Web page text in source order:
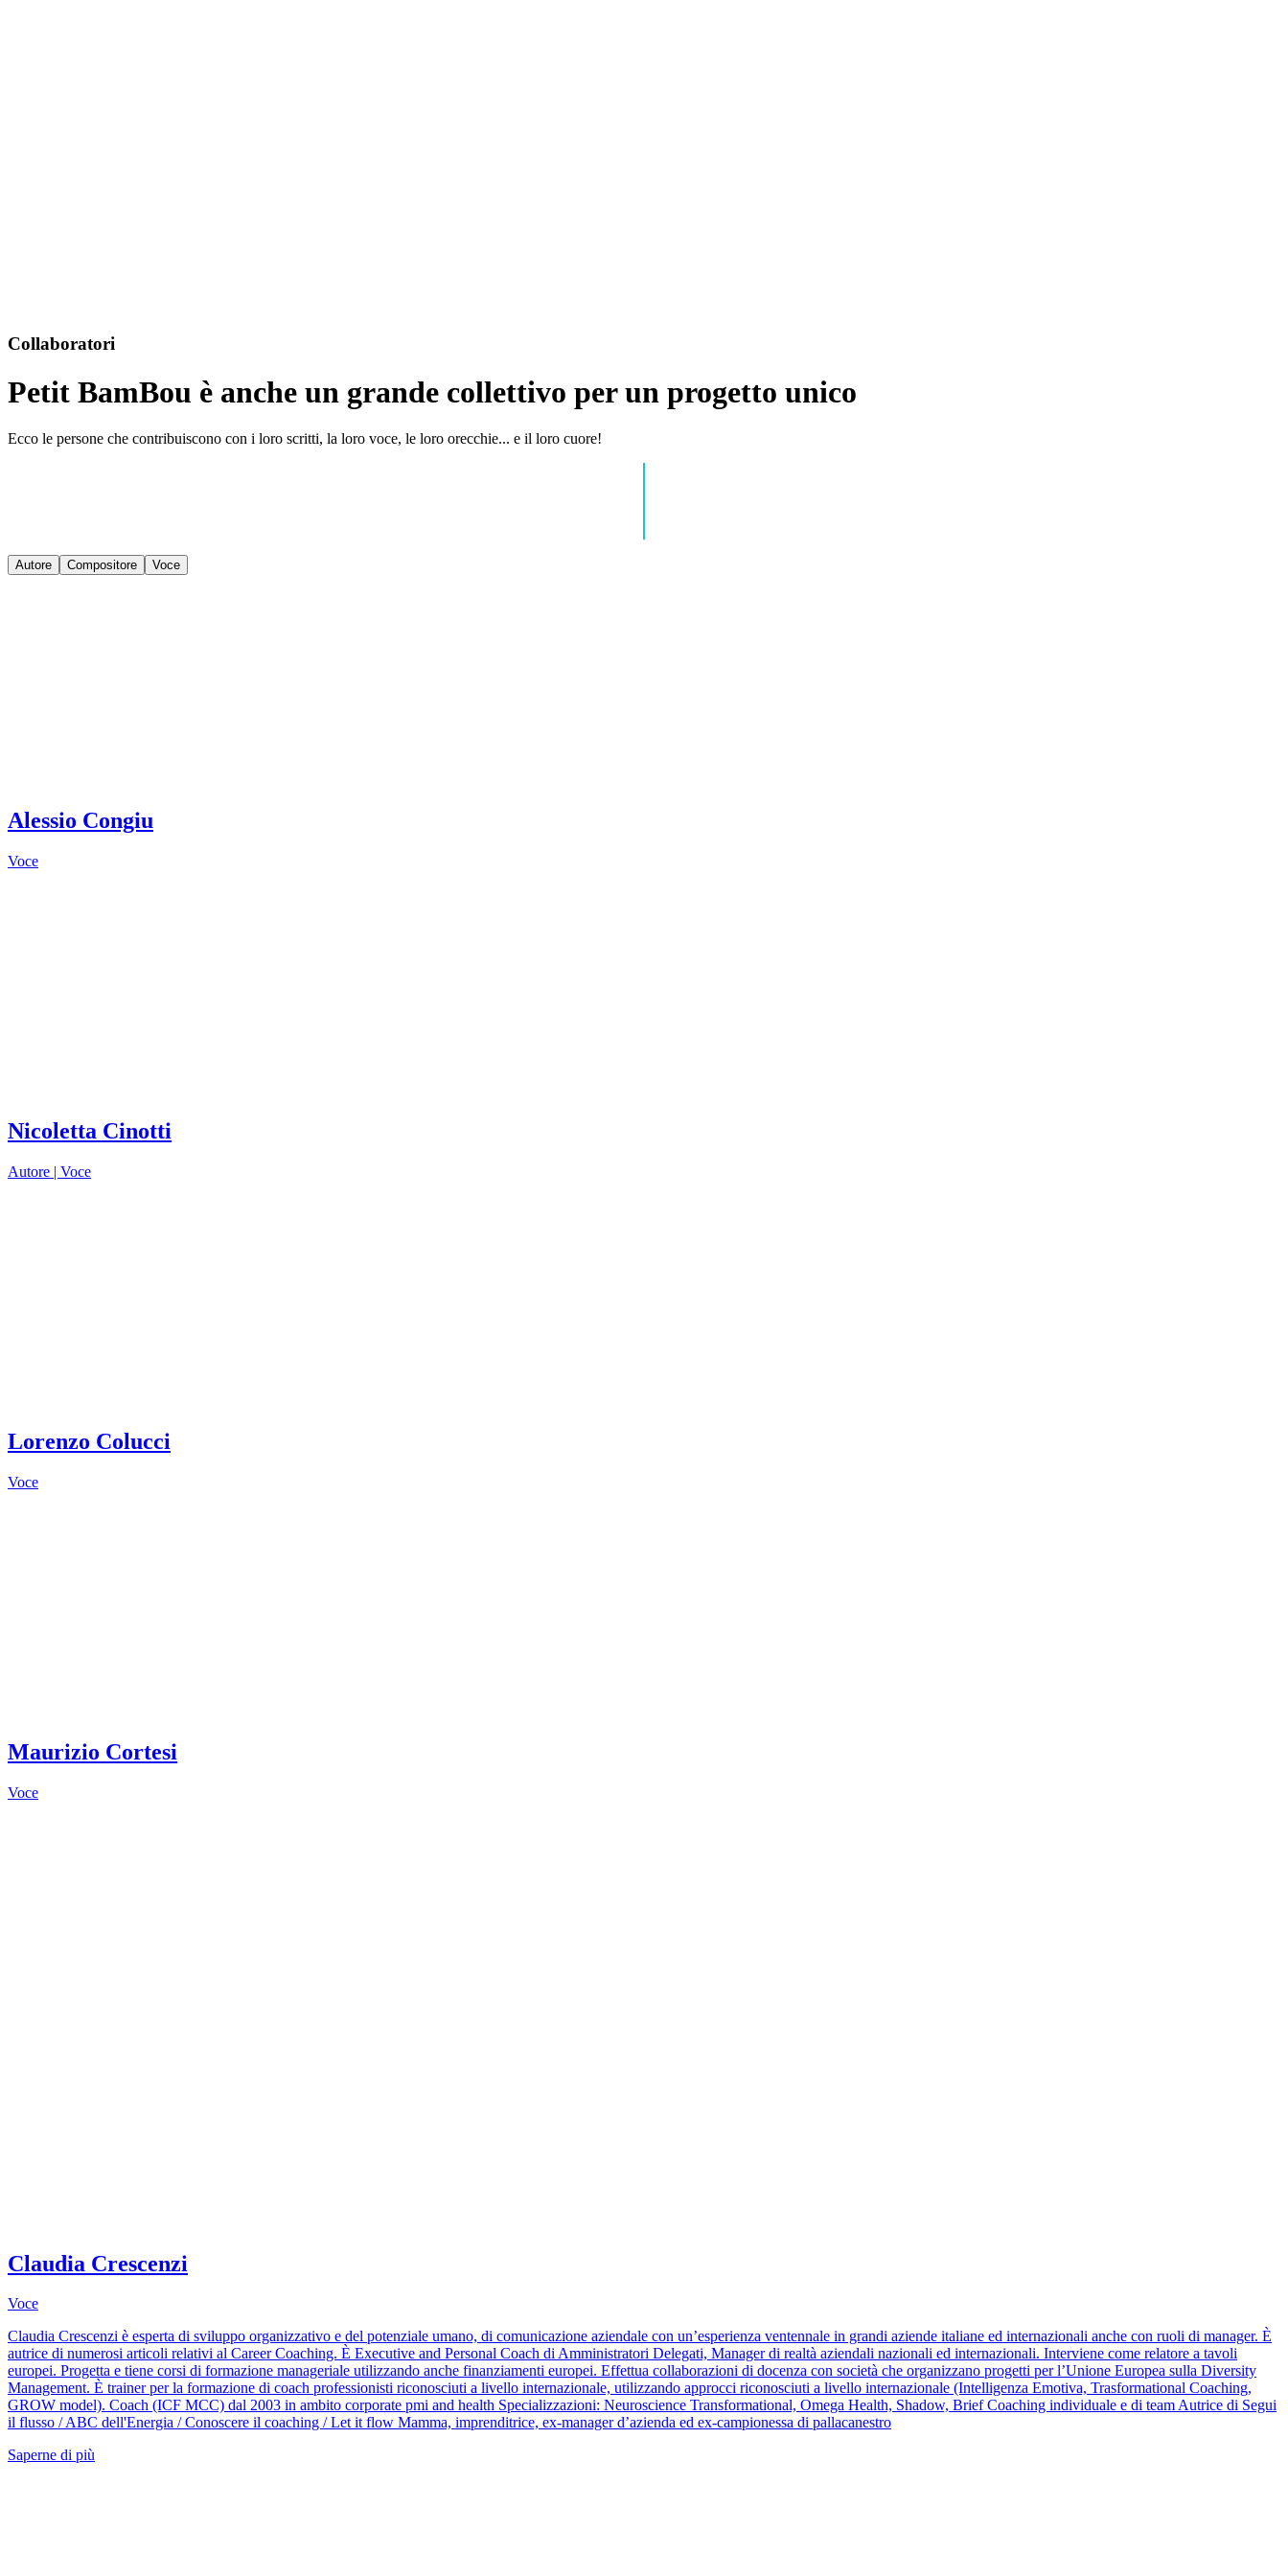
Collaboratori
Petit BamBou è anche un grande collettivo per un progetto unico
Ecco le persone che contribuiscono con i loro scritti, la loro voce, le loro orecchie... e il loro cuore!
Autore Compositore Voce
Alessio Congiu
Voce
Nicoletta Cinotti
Autore | Voce
Lorenzo Colucci
Voce
Maurizio Cortesi
Voce
Claudia Crescenzi
Voce
Claudia Crescenzi è esperta di sviluppo organizzativo e del potenziale umano, di comunicazione aziendale con un’esperienza ventennale in grandi aziende italiane ed internazionali anche con ruoli di manager. È
autrice di numerosi articoli relativi al Career Coaching. È Executive and Personal Coach di Amministratori Delegati, Manager di realtà aziendali nazionali ed internazionali. Interviene come relatore a tavoli
europei. Progetta e tiene corsi di formazione manageriale utilizzando anche finanziamenti europei. Effettua collaborazioni di docenza con società che organizzano progetti per l’Unione Europea sulla Diversity
Management. È trainer per la formazione di coach professionisti riconosciuti a livello internazionale, utilizzando approcci riconosciuti a livello internazionale (Intelligenza Emotiva, Trasformational Coaching,
GROW model). Coach (ICF MCC) dal 2003 in ambito corporate pmi and health Specializzazioni: Neuroscience Transformational, Omega Health, Shadow, Brief Coaching individuale e di team Autrice di Segui
il flusso / ABC dell'Energia / Conoscere il coaching / Let it flow Mamma, imprenditrice, ex-manager d’azienda ed ex-campionessa di pallacanestro
Saperne di più